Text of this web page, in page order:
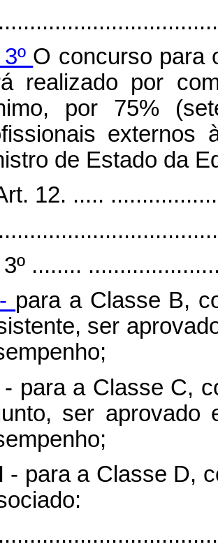
O concurso para
realizado por
por 75%
de Estado da
12. .....
3º ........
para a Classe B,
ser
- para a Classe C,
ser aprovado
- para a Classe D,